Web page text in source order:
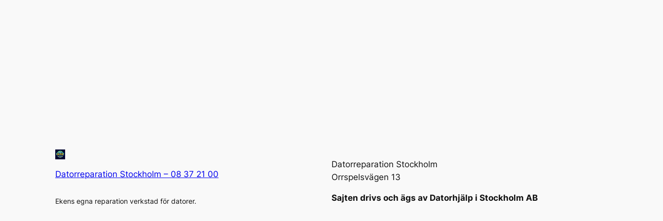
Datorreparation Stockholm – 08 37 21 00
Ekens egna reparation verkstad för datorer.
Datorreparation Stockholm
Orrspelsvägen 13
Sajten drivs och ägs av Datorhjälp i Stockholm AB